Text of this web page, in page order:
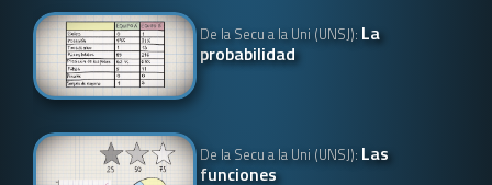
De la Secu a la Uni (UNSJ): La
probabilidad
De la Secu a la Uni (UNSJ): Las
funciones